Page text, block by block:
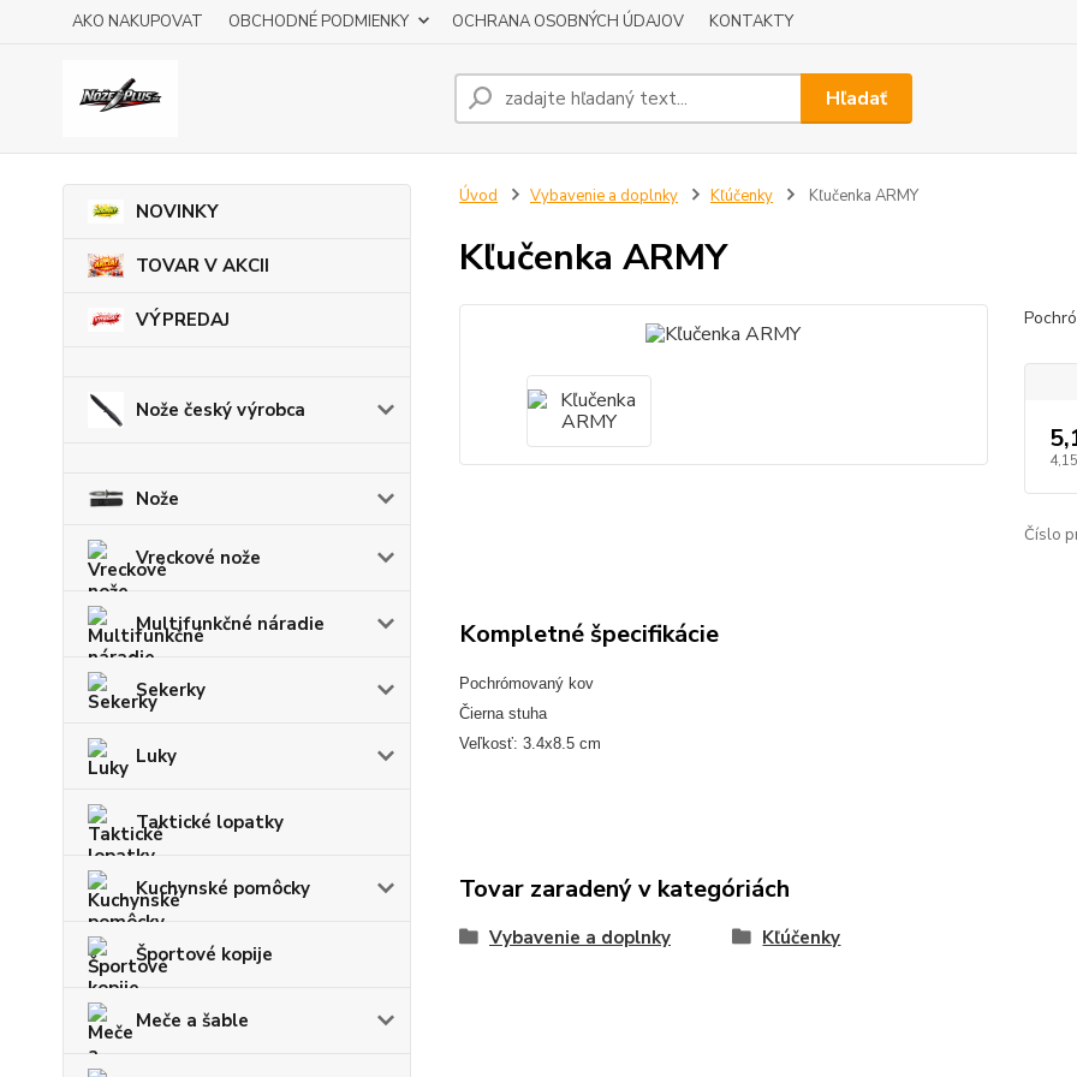
AKO NAKUPOVAT OBCHODNÉ PODMIENKY OCHRANA OSOBNÝCH ÚDAJOV KONTAKTY
Hľadať
NOVINKY
TOVAR V AKCII
VÝPREDAJ
Nože český výrobca
Nože
Vreckové nože
Multifunkčné náradie
Sekerky
Luky
Taktické lopatky
Kuchynské pomôcky
Športové kopije
Meče a šable
Úvod Vybavenie a doplnky Kľúčenky Kľučenka ARMY
Kľučenka ARMY
Číslo
Kompletné špecifikácie
Pochrómovaný kov
Čierna stuha
Veľkosť: 3.4x8.5 cm
Tovar zaradený v kategóriách
Vybavenie a doplnky Kľúčenky